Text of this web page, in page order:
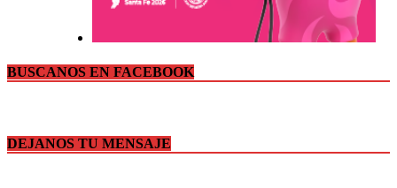
BUSCANOS EN FACEBOOK
DEJANOS TU MENSAJE